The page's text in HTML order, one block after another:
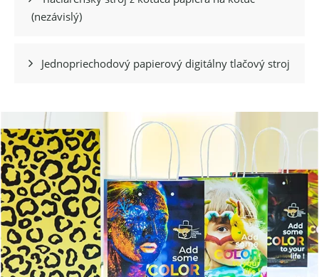
(nezávislý)
 Jednopriechodový papierový digitálny tlačový stroj